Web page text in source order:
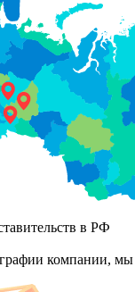
в РФ
компании,